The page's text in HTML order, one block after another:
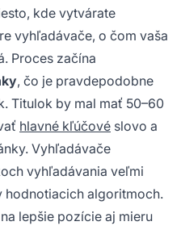
kde vytvárate
vyhľadávače, o čom vaša
Proces začína
, čo je pravdepodobne
Titulok by mal mať 50–60
hlavné kľúčové slovo a
Vyhľadávače
vyhľadávania veľmi
hodnotiacich algoritmoch.
lepšie pozície aj mieru